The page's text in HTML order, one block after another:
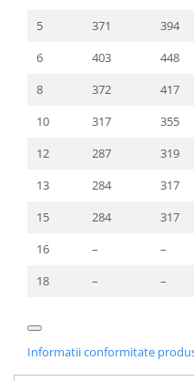
5
371 394
6
403 448
8
372 417
10
317 355
12
287 319
13
284 317
15
284 317
16
– –
18
– –
Informatii conformitate